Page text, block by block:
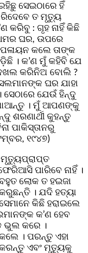
ସେଇଠାରେ ହିଁ
ତ ମୃତ୍ୟୁ
କରିବୁ : ଗୃହ ନାହିଁ କିଛି
ଆମର ଘର, ଉପରେ
କଲେ ତାଙ୍କ
। କ’ଣ ମୁଁ କହିବି ଯେ
କରିନିଅ ବୋଲି ?
ଘର ଯାହା
ଯେଉଁ ହିନ୍ଦୁ
। ମୁଁ ଆପଣଙ୍କୁ
ଶରଣାର୍ଥୀ କୁହନ୍ତୁ
ପାକିସ୍ତାନରୁ
୧୯୪୭)
ମୃତ୍ୟୁପ୍ରାପ୍ତ
ପାରିବେ ନାହିଁ ।
ଲୋକ ତ ହଇଜା
। ଯଦି ହତ୍ୟା
କିଛି ହରାଇଲେ
କ’ଣ ହେବ
ଭୁଲ କରେ ।
। ପରନ୍ତୁ ଏହା
ଏବଂ ମୃତ୍ୟୁକୁ